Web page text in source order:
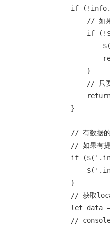
if
// 如果没有提示信息，
if
}
// 只要为空，就
}
// 有数据的时
// 如果有提示信
if
}
// 获取
let data =
//